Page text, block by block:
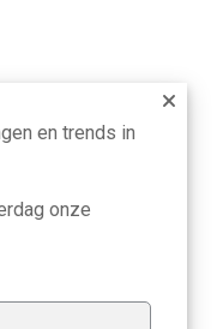
en trends in
onze